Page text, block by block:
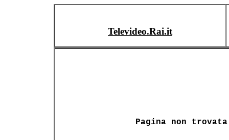
Televideo.Rai.it
Pagina non trovata